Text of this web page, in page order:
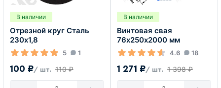
В наличии
Отрезной круг Сталь
230х1,8
5 1
100 ₽/ шт. 110 ₽
В наличии
Винтовая свая
76х250х2000 мм
4.6 18
1 271 ₽/ шт. 1 398 ₽